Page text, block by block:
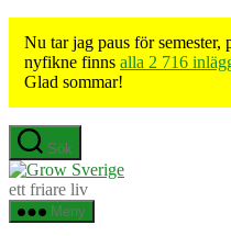
Nu tar jag paus för
nyfikne finns alla 2 716
Glad sommar!
Hoppa
till
innehåll
Sök
Grow
ett friare liv
Meny